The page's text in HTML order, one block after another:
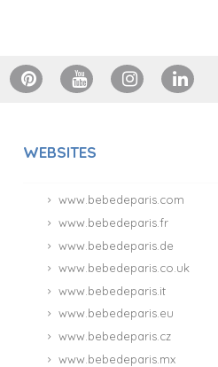
WEBSITES
www.bebedeparis.com
www.bebedeparis.fr
www.bebedeparis.de
www.bebedeparis.co.uk
www.bebedeparis.it
www.bebedeparis.eu
www.bebedeparis.cz
www.bebedeparis.mx